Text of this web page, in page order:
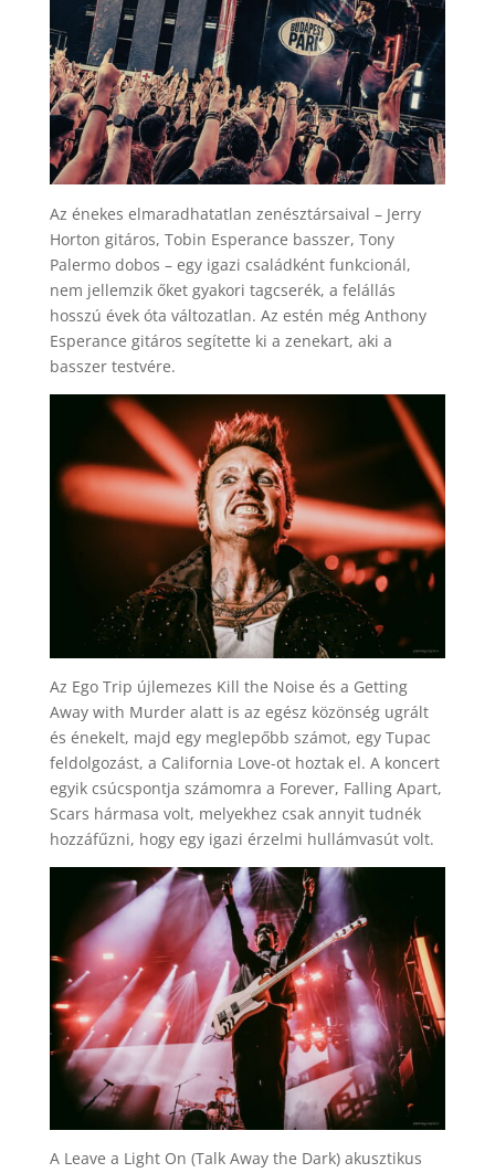
Az énekes elmaradhatatlan zenésztársaival – Jerry
Horton gitáros, Tobin Esperance basszer, Tony
Palermo dobos – egy igazi családként funkcionál,
nem jellemzik őket gyakori tagcserék, a felállás
hosszú évek óta változatlan. Az estén még Anthony
Esperance gitáros segítette ki a zenekart, aki a
basszer testvére.
Az Ego Trip újlemezes Kill the Noise és a Getting
Away with Murder alatt is az egész közönség ugrált
és énekelt, majd egy meglepőbb számot, egy Tupac
feldolgozást, a California Love-ot hoztak el. A koncert
egyik csúcspontja számomra a Forever, Falling Apart,
Scars hármasa volt, melyekhez csak annyit tudnék
hozzáfűzni, hogy egy igazi érzelmi hullámvasút volt.
A Leave a Light On (Talk Away the Dark) akusztikus